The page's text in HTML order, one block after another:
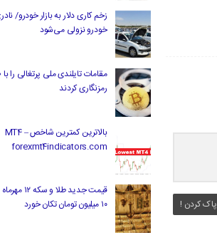
پاک کردن !
زخم کاری دلار به بازار خودرو/
خودرو نزولی می‌شود
رمزنگاری کردند
بالاترین کمترین شاخص MT4 –
forexmt4indicators.com
۱۰ میلیون تومان تکان خورد